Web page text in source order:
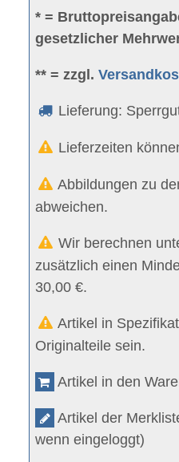
* =
gesetzlicher
** = zzgl.
Lieferung:
Lieferzeiten
Abbildungen zu
abweichen.
Wir berechnen
zusätzlich einen
30,00 €.
Artikel in
Originalteile sein.
Artikel in den
Artikel der
wenn eingeloggt)